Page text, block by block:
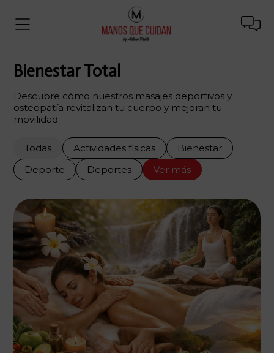
Bienestar Total
Descubre cómo nuestros masajes deportivos y
osteopatía revitalizan tu cuerpo y mejoran tu
movilidad.
Todas Actividades físicas
Bienestar
Deporte
Deportes Ver más